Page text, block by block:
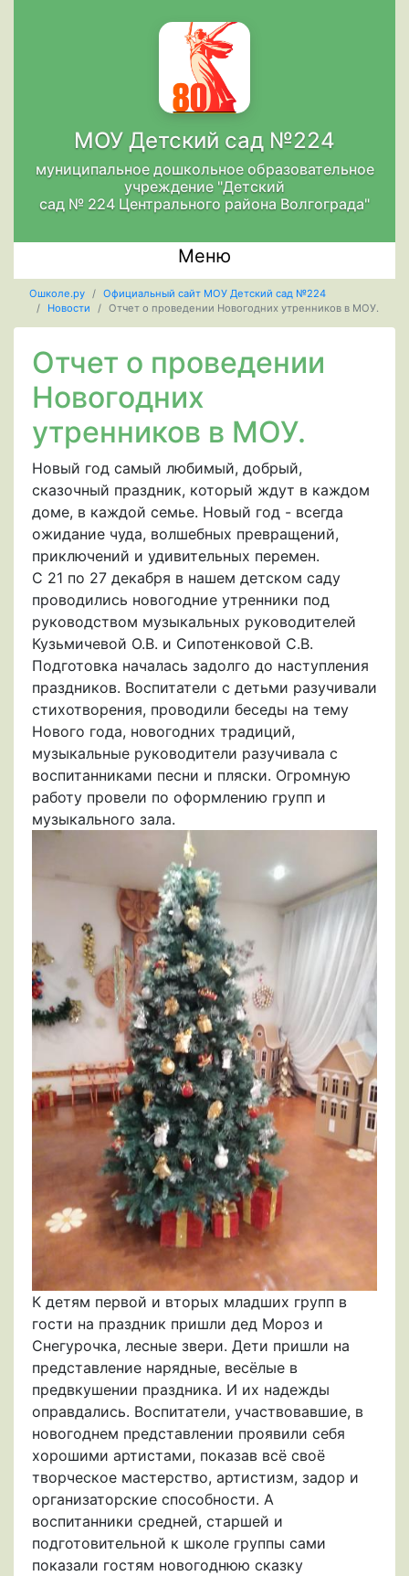
МОУ Детский сад №224
муниципальное дошкольное образовательное
учреждение "Детский
сад № 224 Центрального района Волгограда"
Меню
Ошколе.ру
Официальный сайт МОУ Детский сад №224
Новости
Отчет о проведении Новогодних утренников в МОУ.
Отчет о проведении
Новогодних
утренников в МОУ.
Новый год самый любимый, добрый,
сказочный праздник, который ждут в каждом
доме, в каждой семье. Новый год - всегда
ожидание чуда, волшебных превращений,
приключений и удивительных перемен.
С 21 по 27 декабря в нашем детском саду
проводились новогодние утренники под
руководством музыкальных руководителей
Кузьмичевой О.В. и Сипотенковой С.В.
Подготовка началась задолго до наступления
праздников. Воспитатели с детьми разучивали
стихотворения, проводили беседы на тему
Нового года, новогодних традиций,
музыкальные руководители разучивала с
воспитанниками песни и пляски. Огромную
работу провели по оформлению групп и
музыкального зала.
К детям первой и вторых младших групп в
гости на праздник пришли дед Мороз и
Снегурочка, лесные звери. Дети пришли на
представление нарядные, весёлые в
предвкушении праздника. И их надежды
оправдались. Воспитатели, участвовавшие, в
новогоднем представлении проявили себя
хорошими артистами, показав всё своё
творческое мастерство, артистизм, задор и
организаторские способности. А
воспитанники средней, старшей и
подготовительной к школе группы сами
показали гостям новогоднюю сказку